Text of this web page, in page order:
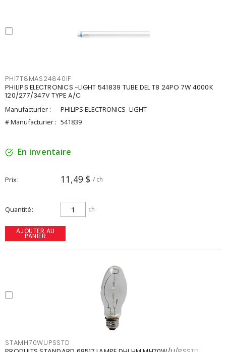
PHI7T8MAS24840IF
PHILIPS ELECTRONICS -LIGHT 541839 TUBE DEL T8 24PO 7W 4000K
120/277/347V TYPE A/C
Manufacturier :
PHILIPS ELECTRONICS -LIGHT
# Manufacturier : 541839
En inventaire
Prix 11,49 $ / ch
Quantité ch
AJOUTER AU
PANIER
STAMH70WUPSSTD